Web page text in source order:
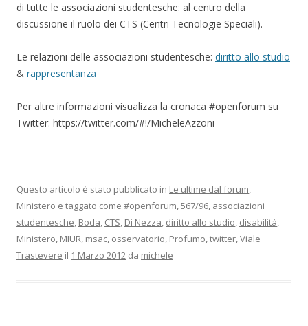
di tutte le associazioni studentesche: al centro della
discussione il ruolo dei CTS (Centri Tecnologie Speciali).
Le relazioni delle associazioni studentesche: diritto allo studio
& rappresentanza
Per altre informazioni visualizza la cronaca #openforum su
Twitter: https://twitter.com/#!/MicheleAzzoni
Questo articolo è stato pubblicato in Le ultime dal forum,
Ministero e taggato come #openforum,567/96, associazioni
studentesche, Boda, CTS, Di Nezza, diritto allo studio, disabilità,
Ministero, MIUR, msac, osservatorio, Profumo,twitter,Viale
Trastevere il 1 Marzo 2012 da michele